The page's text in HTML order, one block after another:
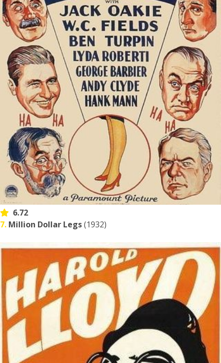
6.72
7. Million Dollar Legs(1932)